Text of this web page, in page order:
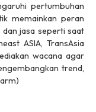
pertumbuhan
memainkan peran
jasa seperti saat
ASIA, TransAsia
wacana agar
trend,